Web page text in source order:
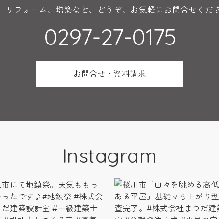
リフォーム、増築など、どうぞ、お気軽にお問合せくだ
0297-27-0175
お問合せ・資料請求
Instagram